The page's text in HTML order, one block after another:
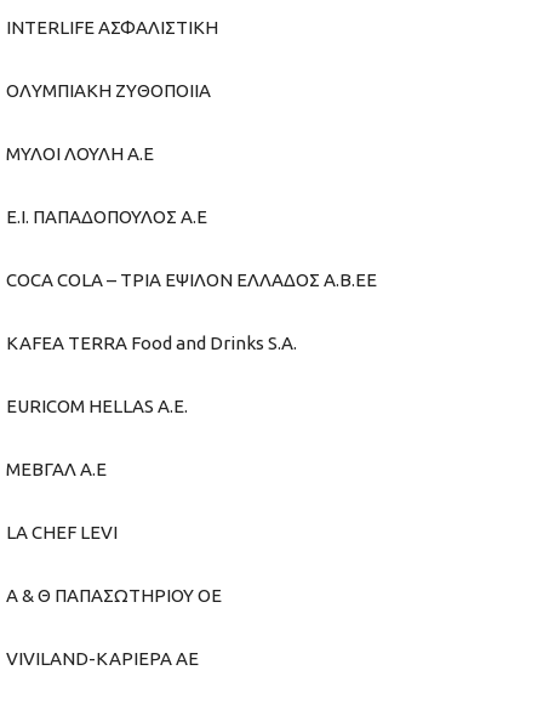
INTERLIFE ΑΣΦΑΛΙΣΤΙΚΗ
ΟΛΥΜΠΙΑΚΗ ΖΥΘΟΠΟΙΙΑ
ΜΥΛΟΙ ΛΟΥΛΗ Α.Ε
Ε.Ι. ΠΑΠΑΔΟΠΟΥΛΟΣ Α.Ε
COCA COLA – ΤΡΙΑ ΕΨΙΛΟΝ EΛΛΑΔΟΣ Α.Β.ΕΕ
KAFEA TERRA Food and Drinks S.A.
EURICOM HELLAS Α.Ε.
ΜΕΒΓΑΛ Α.Ε
LA CHEF LEVI
Α & Θ ΠΑΠΑΣΩΤΗΡΙΟΥ ΟΕ
VIVILAND-ΚΑΡΙΕΡΑ ΑΕ